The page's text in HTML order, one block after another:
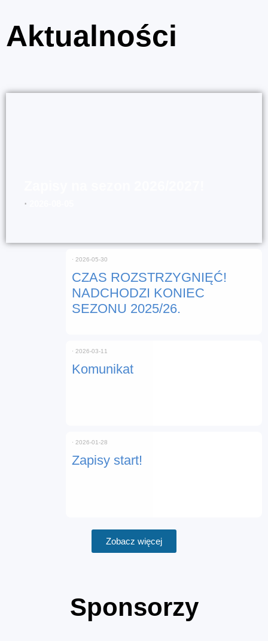
Aktualności
⋅
CZAS ROZSTRZYGNIĘĆ!
NADCHODZI KONIEC
SEZONU 2025/26.
⋅ 2026-05-30
Komunikat
⋅ 2026-03-11
Zapisy start!
⋅ 2026-01-28
Zobacz więcej
Sponsorzy